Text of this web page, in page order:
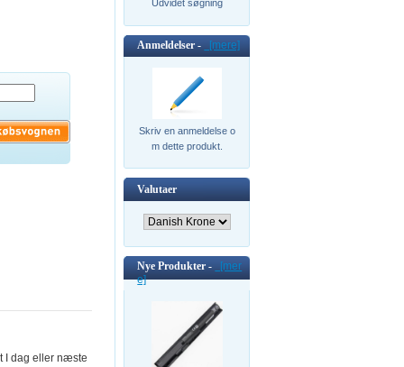
I dag eller næste
Udvidet søgning
Anmeldelser - [mere]
Skriv en anmeldelse o
m dette produkt.
Valutaer
Nye Produkter -
[mer
e]